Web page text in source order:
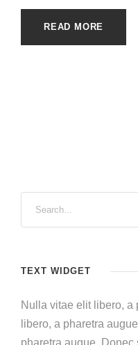
READ MORE
TEXT WIDGET
Nulla vitae elit libero, a
libero, a pharetra
pharetra augue.